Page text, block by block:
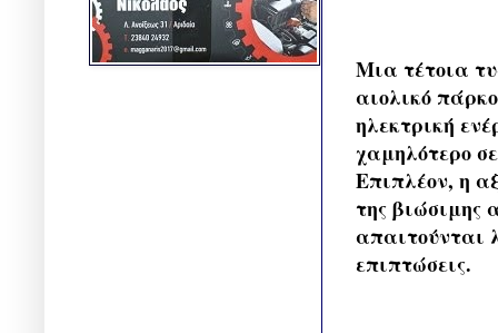
Μια τέτοια
αιολικό
ηλεκτρική
χαμηλότερο
Επιπλέον, η
της βιώσιμης
απαιτούνται
επιπτώσεις.